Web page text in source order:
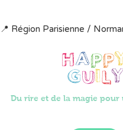
📍 Région Parisienne /
Du rire et de la magie pour